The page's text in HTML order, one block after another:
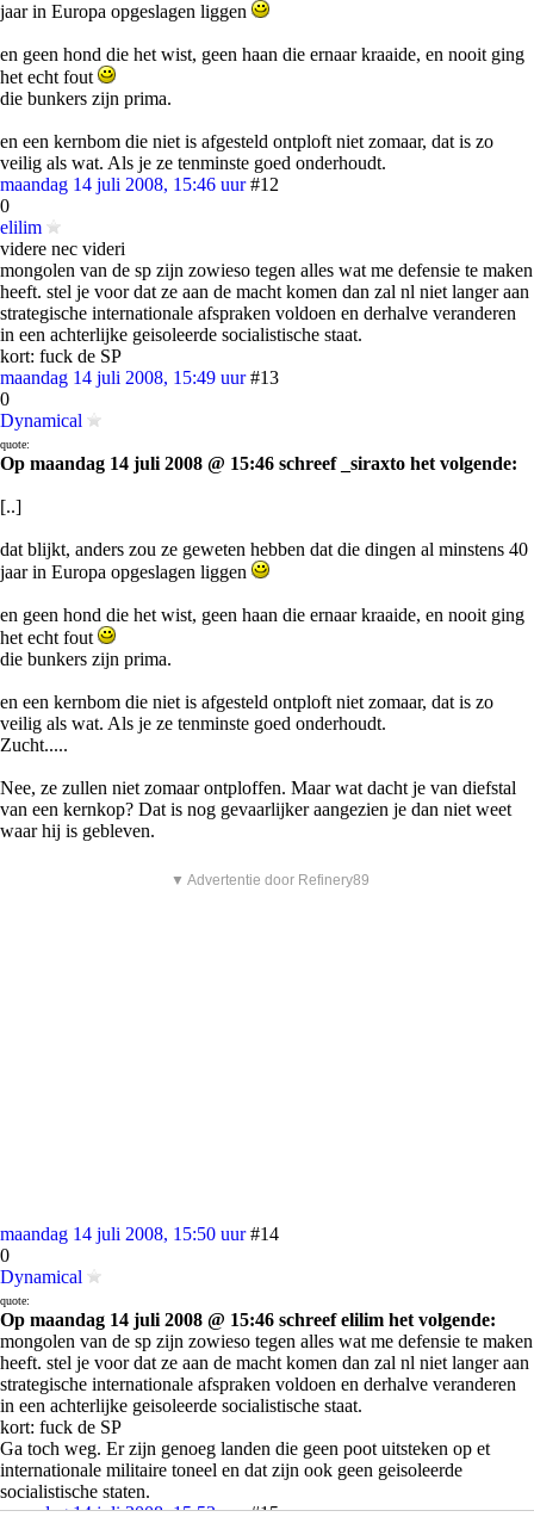
jaar in Europa opgeslagen liggen
en geen hond die het wist, geen haan die ernaar kraaide, en nooit ging
het echt fout
die bunkers zijn prima.
en een kernbom die niet is afgesteld ontploft niet zomaar, dat is zo
veilig als wat. Als je ze tenminste goed onderhoudt.
maandag 14 juli 2008, 15:46 uur #12
0
elilim
videre nec videri
mongolen van de sp zijn zowieso tegen alles wat me defensie te maken
heeft. stel je voor dat ze aan de macht komen dan zal nl niet langer aan
strategische internationale afspraken voldoen en derhalve veranderen
in een achterlijke geisoleerde socialistische staat.
kort: fuck de SP
maandag 14 juli 2008, 15:49 uur #13
0
Dynamical
quote:
Op maandag 14 juli 2008 @ 15:46 schreef _siraxto het volgende:
[..]
dat blijkt, anders zou ze geweten hebben dat die dingen al minstens 40
jaar in Europa opgeslagen liggen
en geen hond die het wist, geen haan die ernaar kraaide, en nooit ging
het echt fout
die bunkers zijn prima.
en een kernbom die niet is afgesteld ontploft niet zomaar, dat is zo
veilig als wat. Als je ze tenminste goed onderhoudt.
Zucht.....
Nee, ze zullen niet zomaar ontploffen. Maar wat dacht je van diefstal
van een kernkop? Dat is nog gevaarlijker aangezien je dan niet weet
waar hij is gebleven.
▼ Advertentie door Refinery89
maandag 14 juli 2008, 15:50 uur #14
0
Dynamical
quote:
Op maandag 14 juli 2008 @ 15:46 schreef elilim het volgende:
mongolen van de sp zijn zowieso tegen alles wat me defensie te maken
heeft. stel je voor dat ze aan de macht komen dan zal nl niet langer aan
strategische internationale afspraken voldoen en derhalve veranderen
in een achterlijke geisoleerde socialistische staat.
kort: fuck de SP
Ga toch weg. Er zijn genoeg landen die geen poot uitsteken op et
internationale militaire toneel en dat zijn ook geen geisoleerde
socialistische staten.
maandag 14 juli 2008, 15:53 uur #15